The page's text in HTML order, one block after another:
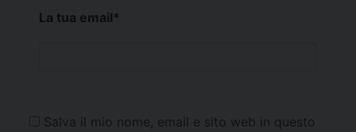
La tua email*
Salva il mio nome, email e sito web in questo